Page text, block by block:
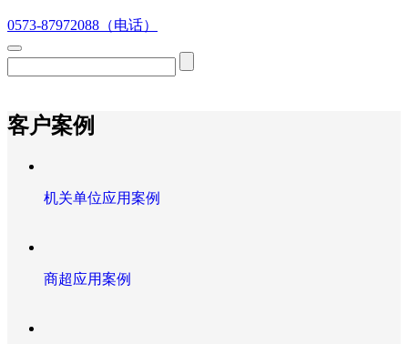
0573-87972088（电话）
客户案例
机关单位应用案例
商超应用案例